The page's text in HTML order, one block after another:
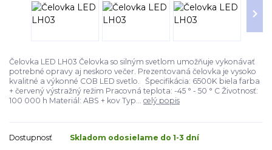
Čelovka LED LH03 Čelovka so silným svetlom umožňuje vykonávať
potrebné opravy aj neskoro večer. Prezentovaná čelovka je vysoko
kvalitné a výkonné COB LED svetlo. Špecifikácia: 6500K biela farba
+ červený výstražný režim Pracovná teplota: -45 ° - 50 ° C Životnosť:
100 000 h Materiál: ABS + kov Typ... celý popis
Dostupnosť Skladom odosielame do 1-3 dní